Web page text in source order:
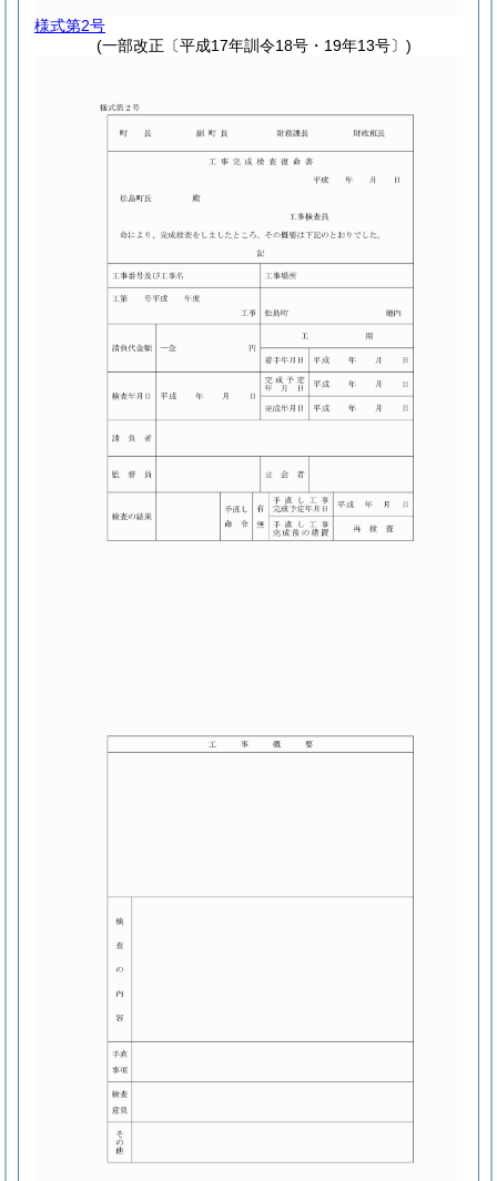
様式第2号
(一部改正〔平成17年訓令18号・19年13号〕)